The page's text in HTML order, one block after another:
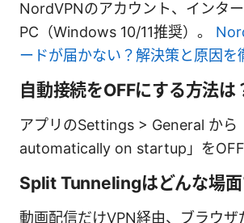
NordVPNのアカウント、インター
PC（Windows 10/11推奨）。
ードが届かない？解決策と原因を
自動接続をOFFにする方法は
アプリのSettings > General から
automatically on startup」をOFF
Split Tunnelingはどんな場面
動画配信だけVPN経由、ブラウザ